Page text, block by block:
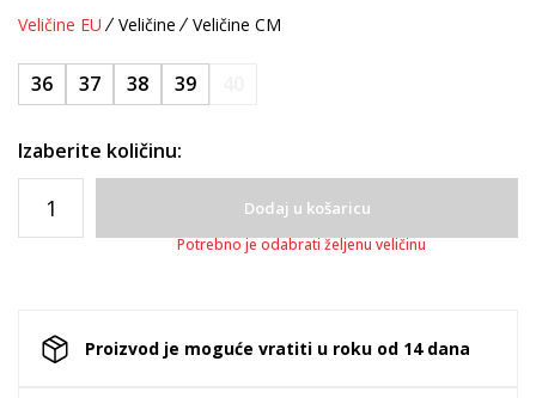
Veličine EU Veličine Veličine CM
36 37 38 39
Izaberite količinu:
Dodaj u košaricu
Potrebno je odabrati željenu veličinu
Proizvod je moguće vratiti u roku od 14 dana